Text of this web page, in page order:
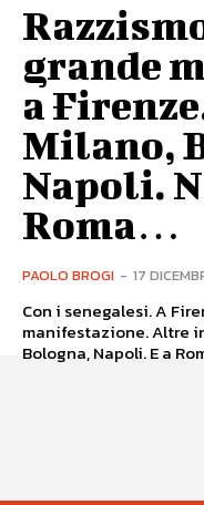
grande
a
Milano,
Napoli.
Roma…
PAOLO BROGI - 17
Con i senegalesi. A
manifestazione. Altre
Bologna, Napoli. E a